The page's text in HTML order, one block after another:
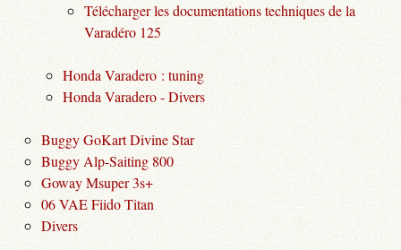
Télécharger les documentations techniques de la
Varadéro 125
Honda Varadero : tuning
Honda Varadero - Divers
Buggy GoKart Divine Star
Buggy Alp-Saiting 800
Goway Msuper 3s+
06 VAE Fiido Titan
Divers